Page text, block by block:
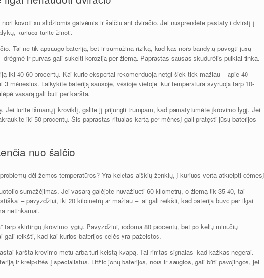
kovoti su slidžiomis gatvėmis ir šalčiu ant dviračio. Jei nusprendėte pastatyti dviratį į
kuriuos turite žinoti.
Tai ne tik apsaugo bateriją, bet ir sumažina riziką, kad kas nors bandytų pavogti jūsų
ir purvas gali sukelti koroziją per žiemą. Paprastas sausas skudurėlis puikiai tinka.
iki 40-60 procentų. Kai kurie ekspertai rekomenduoja netgi šiek tiek mažiau – apie 40
3 mėnesius. Laikykite bateriją sausoje, vėsioje vietoje, kur temperatūra svyruoja tarp 10-
vasarą gali būti per karšta.
Jei turite išmanųjį kroviklį, galite jį prijungti trumpam, kad pamatytumėte įkrovimo lygį. Jei
iki 50 procentų. Šis paprastas ritualas kartą per mėnesį gali pratęsti jūsų baterijos
nuo šalčio
dėl žemos temperatūros? Yra keletas aiškių ženklų, į kuriuos verta atkreipti
sumažėjimas. Jei vasarą galėjote nuvažiuoti 60 kilometrų, o žiemą tik 35-40, tai
– pavyzdžiui, iki 20 kilometrų ar mažiau – tai gali reikšti, kad baterija buvo per ilgai
netinkamai.
tarp skirtingų įkrovimo lygių. Pavyzdžiui, rodoma 80 procentų, bet po kelių minučių
gali reikšti, kad kai kurios baterijos celės yra pažeistos.
karšta krovimo metu arba turi keistą kvapą. Tai rimtas signalas, kad kažkas negerai.
ir kreipkitės į specialistus. Litžio jonų baterijos, nors ir saugios, gali būti pavojingos, jei